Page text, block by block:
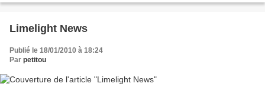
Limelight News
Publié le 18/01/2010 à 18:24
Par petitou